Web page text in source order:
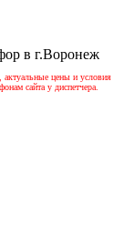
в г.Воронеж
актуальные цены и условия
сайта у диспетчера.